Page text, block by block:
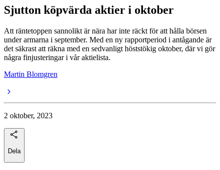
Sjutton köpvärda aktier i oktober
Att räntetoppen sannolikt är nära har inte räckt för att hålla börsen
under armarna i september. Med en ny rapportperiod i antågande är
det säkrast att räkna med en sedvanligt höststökig oktober, där vi gör
några finjusteringar i vår aktielista.
Martin Blomgren
2 oktober, 2023
Dela